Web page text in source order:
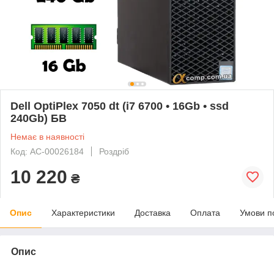
Dell OptiPlex 7050 dt (i7 6700 • 16Gb • ssd
240Gb) БВ
Немає в наявності
Код: AC-00026184
Роздріб
10 220 ₴
Опис Характеристики Доставка Оплата Умови
Опис